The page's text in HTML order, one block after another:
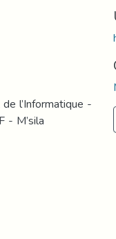
l’Informatique -
- M’sila